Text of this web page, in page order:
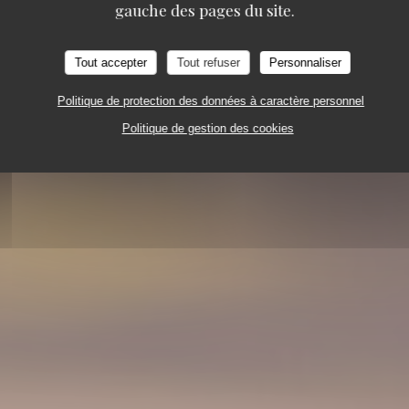
gauche des pages du site.
Tout accepter Tout refuser Personnaliser
Politique de protection des données à caractère personnel
Politique de gestion des cookies